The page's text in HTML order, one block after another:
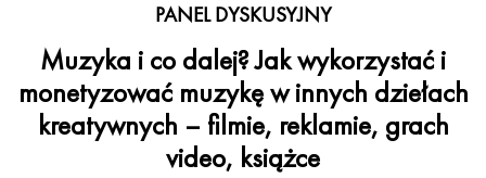
PANEL DYSKUSYJNY
Muzyka i co dalej? Jak wykorzystać i
monetyzować muzykę w innych dziełach
kreatywnych – filmie, reklamie, grach
video, książce